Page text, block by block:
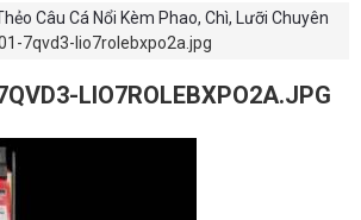
Câu Cá Nổi Kèm Phao, Chì, Lưỡi Chuyên
7qvd3-lio7rolebxpo2a.jpg
LIO7ROLEBXPO2A.JPG